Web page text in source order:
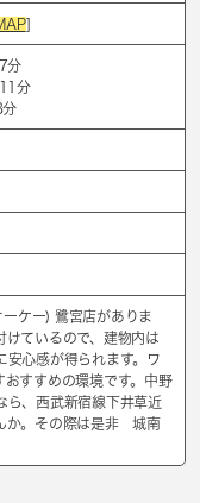
]
分
分
分
ケー) 鷺宮店がありま
けているので、建物内は
安心感が得られます。ワ
おすすめの環境です。中野
ら、西武新宿線下井草近
か。その際は是非 城南